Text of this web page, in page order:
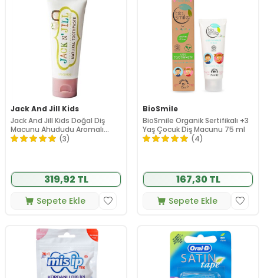
Jack And Jill Kids
Jack And Jill Kids Doğal Diş
Macunu Ahududu Aromalı
50gr
(3)
319,92 TL
Sepete Ekle
BioSmile
BioSmile Organik Sertifikalı +3
Yaş Çocuk Diş Macunu 75 ml
(4)
167,30 TL
Sepete Ekle